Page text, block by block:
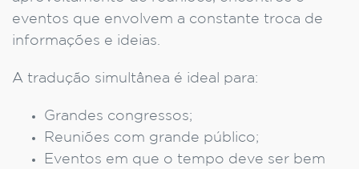
eventos que envolvem a constante troca de
informações e ideias.
A tradução simultânea é ideal para:
Grandes congressos;
Reuniões com grande público;
Eventos em que o tempo deve ser bem